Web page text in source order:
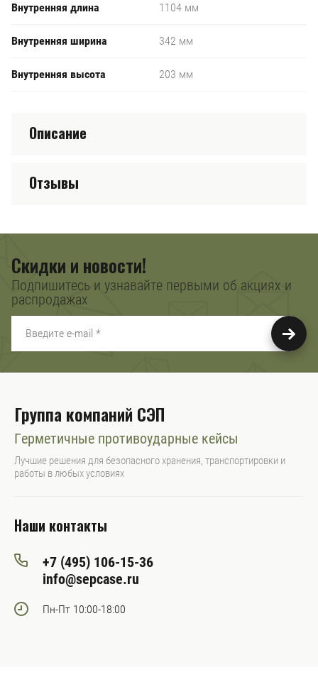
Внутренняя длина 1104 мм
Внутренняя ширина 342 мм
Внутренняя высота 203 мм
Описание
Отзывы
Скидки и новости!
Подпишитесь и узнавайте первыми об акциях и
распродажах
Группа компаний СЭП
Герметичные противоударные кейсы
Лучшие решения для безопасного хранения, транспортировки и
работы в любых условиях
Наши контакты
+7 (495) 106-15-36
info@sepcase.ru
Пн-Пт 10:00-18:00